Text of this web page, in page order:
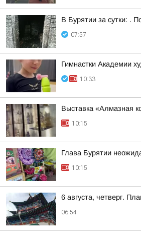
В Бурятии за сутки: .
07:57
Гимнастки Академии
10:33
Выставка «Алмазная
10:15
Глава Бурятии
10:15
6 августа, четверг.
06:54